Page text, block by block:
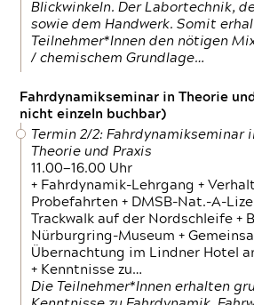
Blickwinkeln. Der Labortechnik,
sowie dem Handwerk. Somit
Teilnehmer*Innen den nötigen
/ chemischem Grundlage…
Fahrdynamikseminar in Theorie
nicht einzeln buchbar)
Termin 2/2: Fahrdynamikseminar
Theorie und Praxis
11.00—16.00 Uhr
+ Fahrdynamik-Lehrgang +
Probefahrten + DMSB-Nat.-A-
Trackwalk auf der Nordschleife +
Nürburgring-Museum +
Übernachtung im Lindner Hotel
+ Kenntnisse zu…
Die Teilnehmer*Innen erhalten